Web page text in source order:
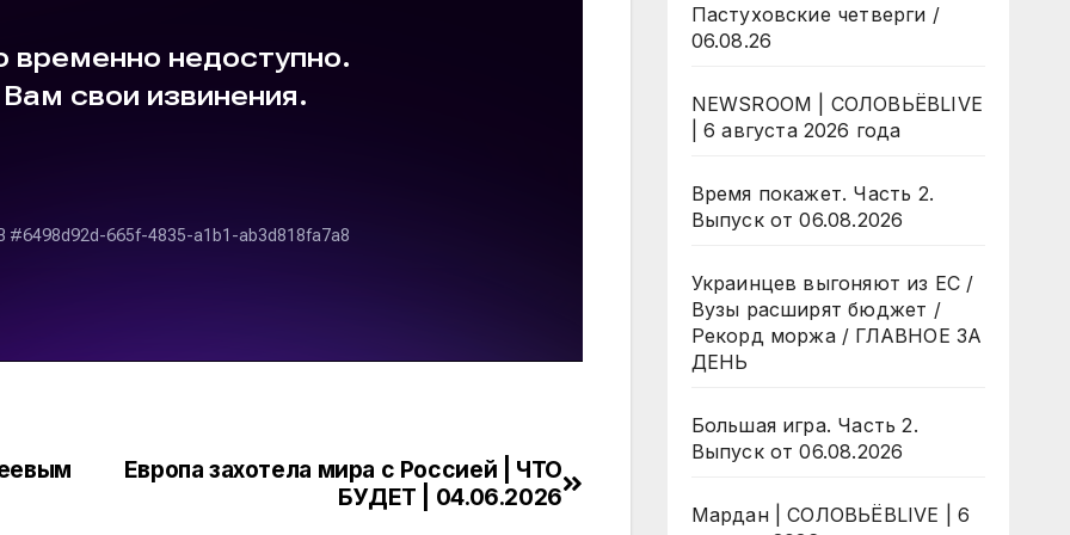
Европа захотела мира с Россией | ЧТО
БУДЕТ | 04.06.2026
Пастуховские четверги /
06.08.26
NEWSROOM | СОЛОВЬЁВLIVE
| 6 августа 2026 года
Время покажет. Часть 2.
Выпуск от 06.08.2026
Украинцев выгоняют из ЕС /
Вузы расширят бюджет /
Рекорд моржа / ГЛАВНОЕ ЗА
ДЕНЬ
Большая игра. Часть 2.
Выпуск от 06.08.2026
Мардан | СОЛОВЬЁВLIVE | 6